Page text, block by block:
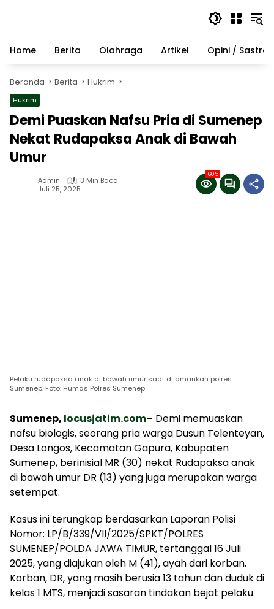
Home
Berita Olahraga Artikel Opini / Sastra
Beranda Berita Hukrim
Hukrim
Demi Puaskan Nafsu Pria di Sumenep
Nekat Rudapaksa Anak di Bawah
Umur
Admin
3 Min Baca
Juli 25, 2025
605
Pelaku rudapaksa anak di bawah umur saat di amankan polres
Sumenep. Foto: Humas Polres Sumenep
Sumenep, locusjatim.com– Demi memuaskan
nafsu biologis, seorang pria warga Dusun Telenteyan,
Desa Longos, Kecamatan Gapura, Kabupaten
Sumenep, berinisial MR (30) nekat Rudapaksa anak
di bawah umur DR (13) yang juga merupakan warga
setempat.
Kasus ini terungkap berdasarkan Laporan Polisi
Nomor: LP/B/339/VII/2025/SPKT/POLRES
SUMENEP/POLDA JAWA TIMUR, tertanggal 16 Juli
2025, yang diajukan oleh M (41), ayah dari korban.
Korban, DR, yang masih berusia 13 tahun dan duduk di
kelas 1 MTS, menjadi sasaran tindakan bejat pelaku.